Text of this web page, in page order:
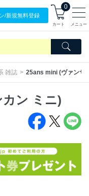
/新規無料登録
0
カート メニュー
雑誌 25ans mini (ヴァンサ
ン ミニ)